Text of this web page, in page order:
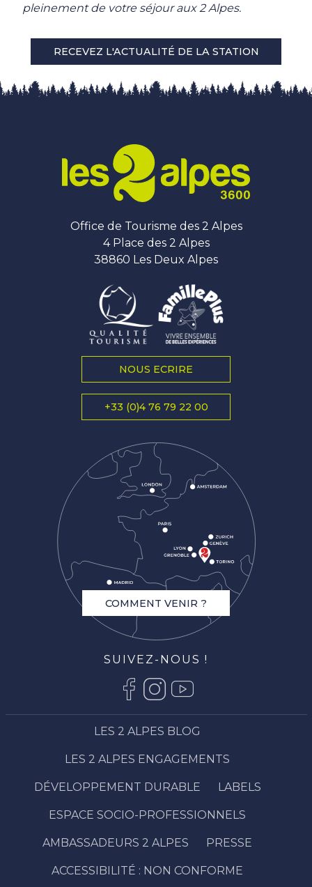
pleinement de votre séjour aux 2 Alpes.
RECEVEZ L'ACTUALITÉ DE LA STATION
Office de Tourisme des 2 Alpes
4 Place des 2 Alpes
38860 Les Deux Alpes
NOUS ECRIRE
+33 (0)4 76 79 22 00
COMMENT VENIR ?
SUIVEZ-NOUS !
LES 2 ALPES BLOG
LES 2 ALPES ENGAGEMENTS
DÉVELOPPEMENT DURABLE LABELS
ESPACE SOCIO-PROFESSIONNELS
AMBASSADEURS 2 ALPES PRESSE
ACCESSIBILITÉ : NON CONFORME